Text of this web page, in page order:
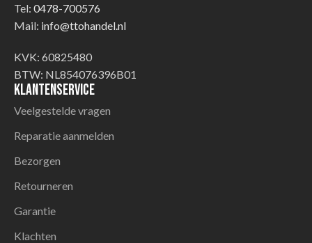
Tel: 0478-700576
Mail: info@ttohandel.nl
KVK: 60825480
BTW: NL854076396B01
Klantenservice
Veelgestelde vragen
Reparatie aanmelden
Bezorgen
Retourneren
Garantie
Klachten